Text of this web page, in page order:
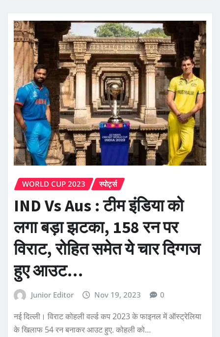
WORLD CUP 2023 स्पोर्ट्स
IND Vs Aus : टीम इंडिया को
लगा बड़ा झटका, 158 रन पर
विराट, रोहित समेत ये चार दिग्गज
हुए आउट…
Junior Editor Nov 19, 2023 0
नई दिल्ली। विराट कोहली वर्ल्ड कप 2023 के फाइनल में ऑस्ट्रेलिया
के खिलाफ 54 रन बनाकर आउट हुए. कोहली को…